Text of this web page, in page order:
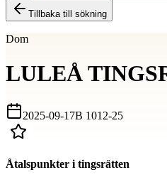
Tillbaka till sökning
Dom
LULEÅ
2025-09-17B 1012-25
Åtalspunkter i tingsrätten